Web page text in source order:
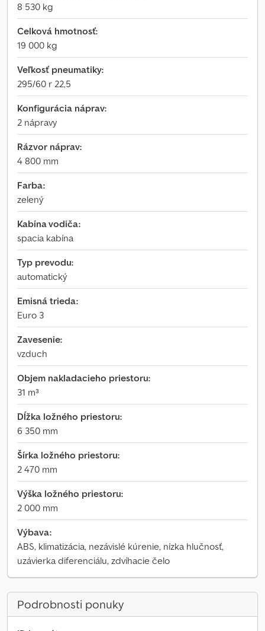
8 530 kg
Celková hmotnosť:
19 000 kg
Veľkosť pneumatiky:
295/60 r 22,5
Konfigurácia náprav:
2 nápravy
Rázvor náprav:
4 800 mm
Farba:
zelený
Kabína vodiča:
spacia kabína
Typ prevodu:
automatický
Emisná trieda:
Euro 3
Zavesenie:
vzduch
Objem nakladacieho priestoru:
31 m³
Dĺžka ložného priestoru:
6 350 mm
Šírka ložného priestoru:
2 470 mm
Výška ložného priestoru:
2 000 mm
Výbava:
ABS, klimatizácia, nezávislé kúrenie, nízka hlučnosť,
uzávierka diferenciálu, zdvíhacie čelo
Podrobnosti ponuky